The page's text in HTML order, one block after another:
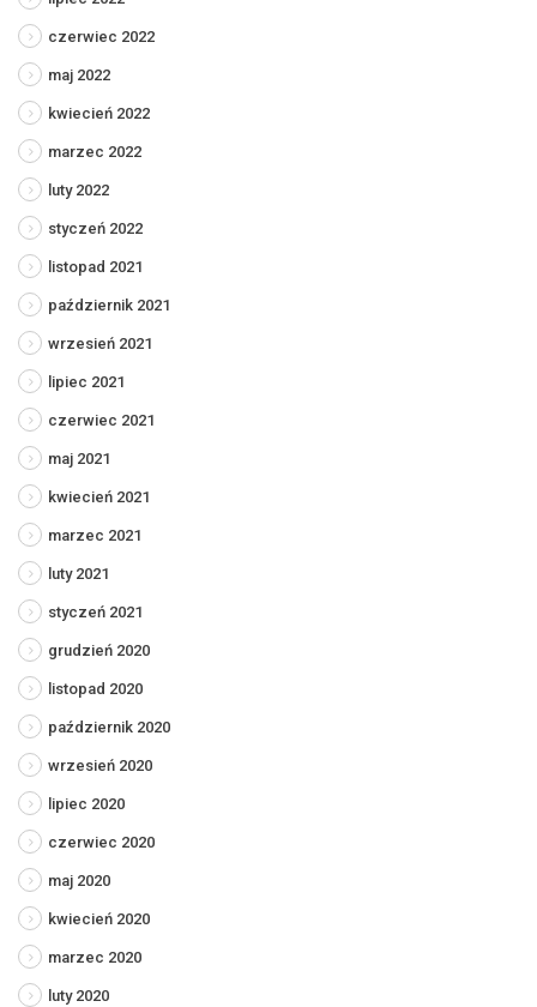
czerwiec 2022
maj 2022
kwiecień 2022
marzec 2022
luty 2022
styczeń 2022
listopad 2021
październik 2021
wrzesień 2021
lipiec 2021
czerwiec 2021
maj 2021
kwiecień 2021
marzec 2021
luty 2021
styczeń 2021
grudzień 2020
listopad 2020
październik 2020
wrzesień 2020
lipiec 2020
czerwiec 2020
maj 2020
kwiecień 2020
marzec 2020
luty 2020